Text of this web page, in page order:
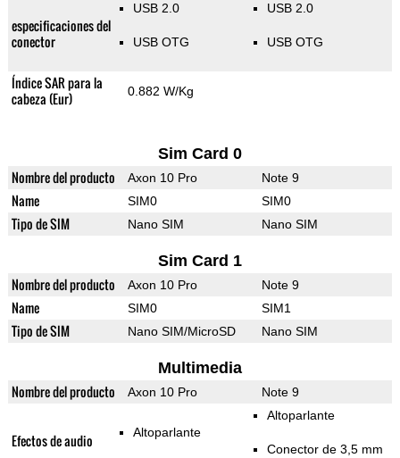
especificaciones del
conector
USB 2.0
USB OTG
USB 2.0
USB OTG
Índice SAR para la
cabeza (Eur)
0.882 W/Kg
Sim Card 0
Nombre del producto Axon 10 Pro Note 9
Name SIM0 SIM0
Tipo de SIM Nano SIM Nano SIM
Sim Card 1
Nombre del producto Axon 10 Pro Note 9
Name SIM0 SIM1
Tipo de SIM Nano SIM/MicroSD Nano SIM
Multimedia
Nombre del producto Axon 10 Pro Note 9
Efectos de audio Altoparlante
Altoparlante
Conector de 3,5 mm